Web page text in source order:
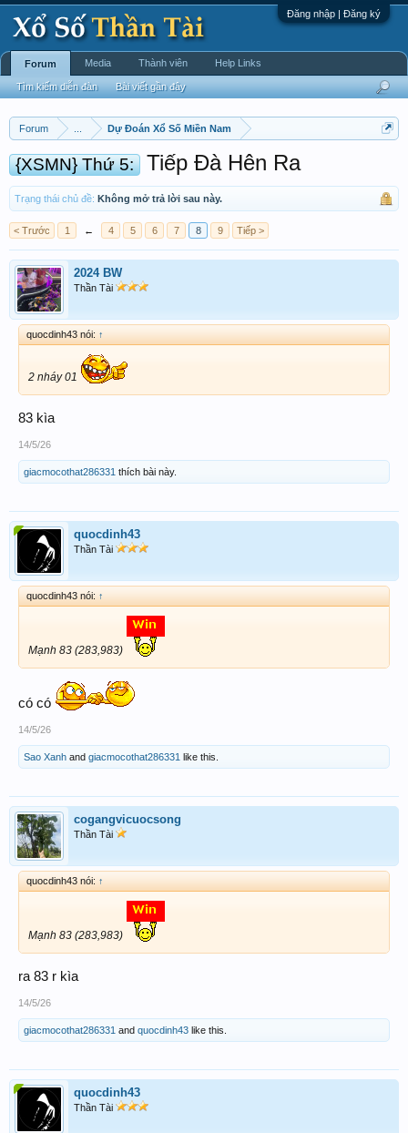
Đăng nhập | Đăng ký
Forum Dự Đoán Xổ Số Miền Nam
{XSMN} Thứ 5: Tiếp Đà Hên Ra
Trạng thái chủ đề: Không mở trả lời sau này.
< Trước 1 ← 4 5 6 7 8 9 Tiếp >
2024 BW
Thần Tài
quocdinh43 nói: ↑
2 nháy 01
83 kìa
14/5/26
giacmocothat286331 thích bài này.
quocdinh43
Thần Tài
quocdinh43 nói: ↑
Mạnh 83 (283,983)
có có
14/5/26
Sao Xanh and giacmocothat286331 like this.
cogangvicuocsong
Thần Tài
quocdinh43 nói: ↑
Mạnh 83 (283,983)
ra 83 r kìa
14/5/26
giacmocothat286331 and quocdinh43 like this.
quocdinh43
Thần Tài
Forum
Tìm kiếm diễn đàn Bài viết gần đây
Media Thành viên Help Links